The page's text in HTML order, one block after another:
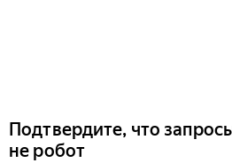
Подтвердите, что
не робот